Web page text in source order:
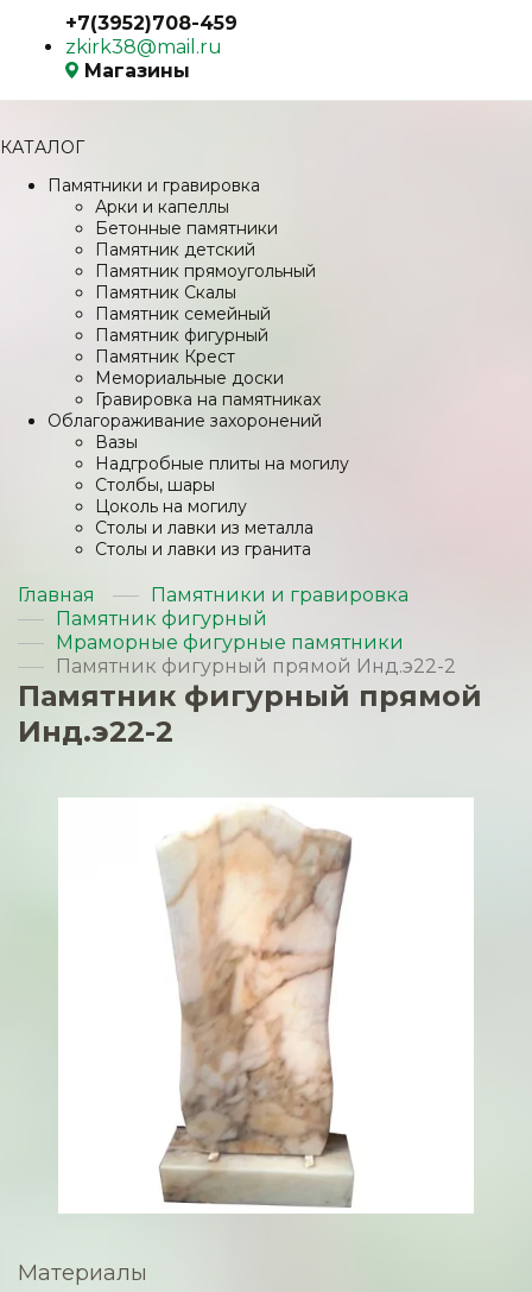
+7(3952)708-459
zkirk38@mail.ru
Магазины
КАТАЛОГ
Памятники и гравировка
Арки и капеллы
Бетонные памятники
Памятник детский
Памятник прямоугольный
Памятник Скалы
Памятник семейный
Памятник фигурный
Памятник Крест
Мемориальные доски
Гравировка на памятниках
Облагораживание захоронений
Вазы
Надгробные плиты на могилу
Столбы, шары
Цоколь на могилу
Столы и лавки из металла
Столы и лавки из гранита
Главная
Памятники и гравировка
Памятник фигурный
Мраморные фигурные памятники
Памятник фигурный прямой Инд.э22-2
Памятник фигурный прямой
Инд.э22-2
Материалы